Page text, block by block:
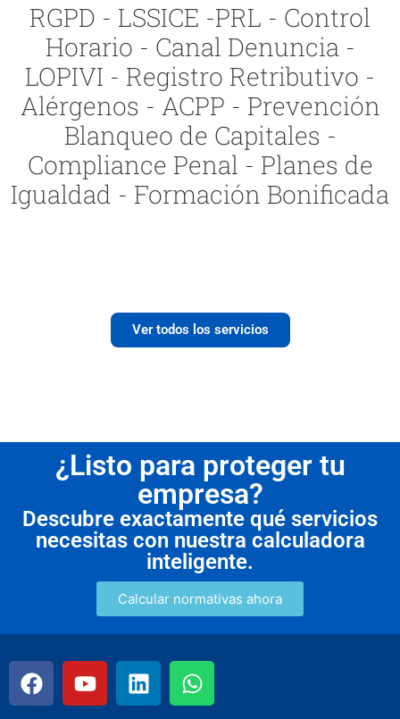
RGPD - LSSICE -PRL - Control
Horario - Canal Denuncia -
LOPIVI - Registro Retributivo -
Alérgenos - ACPP - Prevención
Blanqueo de Capitales -
Compliance Penal - Planes de
Igualdad - Formación Bonificada
Ver todos los servicios
¿Listo para proteger tu
empresa?
Descubre exactamente qué servicios
necesitas con nuestra calculadora
inteligente.
Calcular normativas ahora